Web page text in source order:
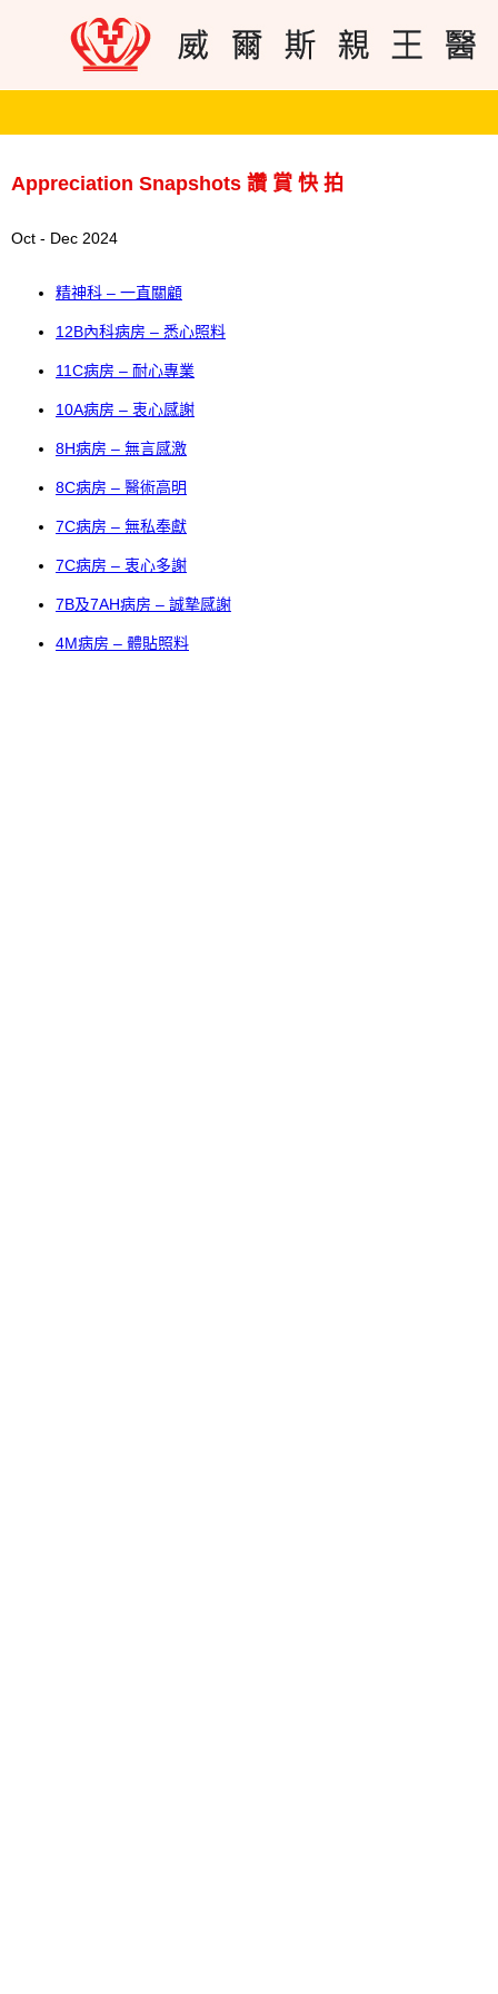
Appreciation Snapshots 讚 賞 快 拍
Oct - Dec 2024
精神科 – 一直關顧
12B內科病房 – 悉心照料
11C病房 – 耐心專業
10A病房 – 衷心感謝
8H病房 – 無言感激
8C病房 – 醫術高明
7C病房 – 無私奉獻
7C病房 – 衷心多謝
7B及7AH病房 – 誠摯感謝
4M病房 – 體貼照料